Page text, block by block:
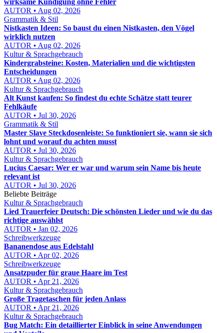
wirksame Kündigung ohne Fehler
AUTOR • Aug 02, 2026
Grammatik & Stil
Nistkasten Ideen: So baust du einen Nistkasten, den Vögel
wirklich nutzen
AUTOR • Aug 02, 2026
Kultur & Sprachgebrauch
Kindergrabsteine: Kosten, Materialien und die wichtigsten
Entscheidungen
AUTOR • Aug 02, 2026
Kultur & Sprachgebrauch
Alt Kunst kaufen: So findest du echte Schätze statt teurer
Fehlkäufe
AUTOR • Jul 30, 2026
Grammatik & Stil
Master Slave Steckdosenleiste: So funktioniert sie, wann sie sich
lohnt und worauf du achten musst
AUTOR • Jul 30, 2026
Kultur & Sprachgebrauch
Lucius Caesar: Wer er war und warum sein Name bis heute
relevant ist
AUTOR • Jul 30, 2026
Beliebte Beiträge
Kultur & Sprachgebrauch
Lied Trauerfeier Deutsch: Die schönsten Lieder und wie du das
richtige auswählst
AUTOR • Jan 02, 2026
Schreibwerkzeuge
Bananendose aus Edelstahl
AUTOR • Apr 02, 2026
Schreibwerkzeuge
Ansatzpuder für graue Haare im Test
AUTOR • Apr 21, 2026
Kultur & Sprachgebrauch
Große Tragetaschen für jeden Anlass
AUTOR • Apr 21, 2026
Kultur & Sprachgebrauch
Bug Match: Ein detaillierter Einblick in seine Anwendungen